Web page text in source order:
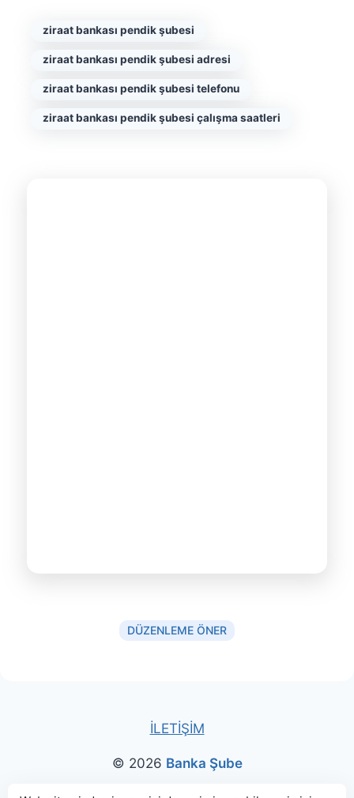
ziraat bankası pendik şubesi
ziraat bankası pendik şubesi adresi
ziraat bankası pendik şubesi telefonu
ziraat bankası pendik şubesi çalışma saatleri
DÜZENLEME ÖNER
İLETİŞİM
© 2026 Banka Şube